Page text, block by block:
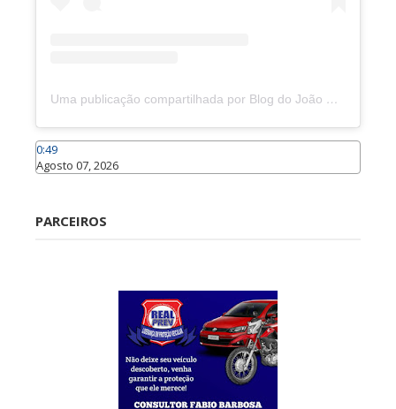
Uma publicação compartilhada por Blog do João Marcolino (@joaomarcolinoneto)
0:49
Agosto 07, 2026
PARCEIROS